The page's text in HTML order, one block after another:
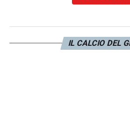
IL CALCIO DEL